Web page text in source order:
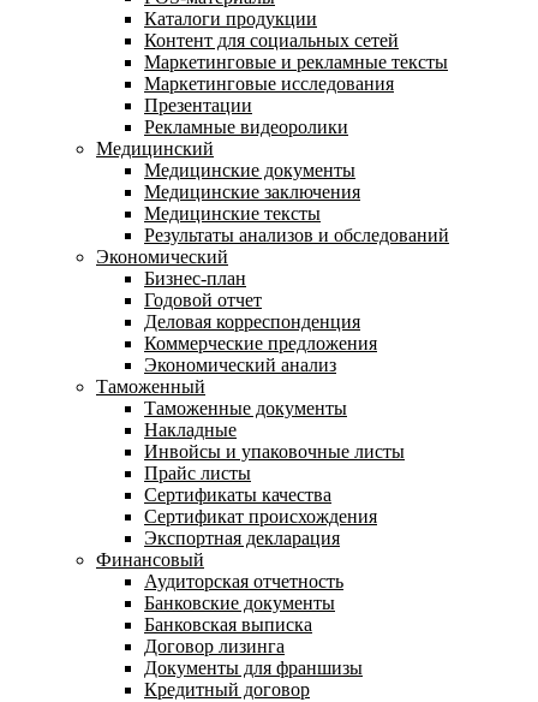
Каталоги продукции
Контент для социальных сетей
Маркетинговые и рекламные тексты
Маркетинговые исследования
Презентации
Рекламные видеоролики
Медицинский
Медицинские документы
Медицинские заключения
Медицинские тексты
Результаты анализов и обследований
Экономический
Бизнес-план
Годовой отчет
Деловая корреспонденция
Коммерческие предложения
Экономический анализ
Таможенный
Таможенные документы
Накладные
Инвойсы и упаковочные листы
Прайс листы
Сертификаты качества
Сертификат происхождения
Экспортная декларация
Финансовый
Аудиторская отчетность
Банковские документы
Банковская выписка
Договор лизинга
Документы для франшизы
Кредитный договор